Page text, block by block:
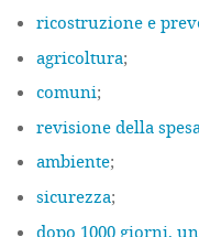
ricostruzione e
agricoltura;
comuni;
revisione della spesa
ambiente;
sicurezza;
dopo 1000 giorni,